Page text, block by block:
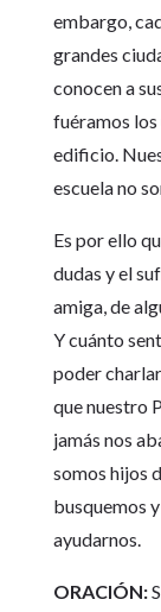
embargo,
grandes
conocen a
fuéramos
edificio.
escuela no
Es por ello
dudas y el
amiga, de
Y cuánto
poder
que nuestro
jamás nos
somos hijos
busquemos
ayudarnos.
ORACIÓN: